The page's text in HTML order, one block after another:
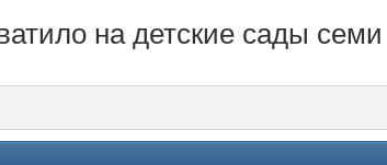
на детские сады